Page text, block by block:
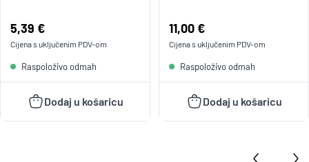
Cijena:
5,39 €
Cijena s uključenim PDV-om
Raspoloživo odmah
Dodaj u košaricu
Cijena:
11,00 €
Cijena s uključenim PDV-om
Raspoloživo odmah
Dodaj u košaricu